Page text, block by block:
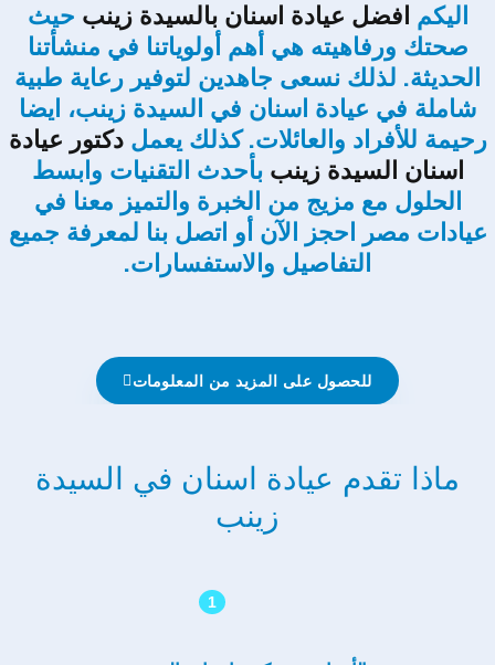
اليكم افضل عيادة اسنان بالسيدة زينب حيث
صحتك ورفاهيته هي أهم أولوياتنا في منشأتنا
الحديثة. لذلك نسعى جاهدين لتوفير رعاية طبية
شاملة في عيادة اسنان في السيدة زينب، ايضا
رحيمة للأفراد والعائلات. كذلك يعملدكتور عيادة
اسنان السيدة زينب بأحدث التقنيات وابسط
الحلول مع مزيج من الخبرة والتميز معنا في
عيادات مصر احجز الآن أو اتصل بنا لمعرفة جميع
التفاصيل والاستفسارات.
للحصول على المزيد من المعلومات
ماذا تقدم عيادة اسنان في السيدة
زينب
1